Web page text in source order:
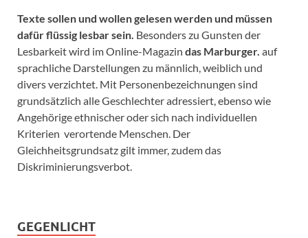
Texte sollen und wollen gelesen werden und müssen
dafür flüssig lesbar sein. Besonders zu Gunsten der
Lesbarkeit wird im Online-Magazin das Marburger. auf
sprachliche Darstellungen zu männlich, weiblich und
divers verzichtet. Mit Personenbezeichnungen sind
grundsätzlich alle Geschlechter adressiert, ebenso wie
Angehörige ethnischer oder sich nach individuellen
Kriterien verortende Menschen. Der
Gleichheitsgrundsatz gilt immer, zudem das
Diskriminierungsverbot.
GEGENLICHT